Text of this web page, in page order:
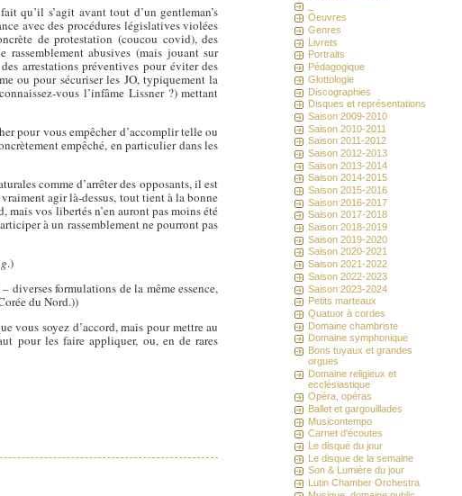
qu’il s’agit avant tout d’un gentleman’s
avec des procédures législatives violées
de protestation (coucou covid), des
abusives (mais jouant sur
arrestations préventives pour éviter des
ou pour sécuriser les JO, typiquement la
vous l’infâme Lissner ?) mettant
pour vous empêcher d’accomplir telle ou
empêché, en particulier dans les
comme d’arrêter des opposants, il est
agir là-dessus, tout tient à la bonne
vos libertés n’en auront pas moins été
à un rassemblement ne pourront pas
.)
formulations de la même essence,
du Nord.))
vous soyez d’accord, mais pour mettre au
pour les faire appliquer, ou, en de rares
Oeuvres
Genres
Livrets
Portraits
Pédagogique
Glottologie
Discographies
Disques et représentations
Saison 2009-2010
Saison 2010-2011
Saison 2011-2012
Saison 2012-2013
Saison 2013-2014
Saison 2014-2015
Saison 2015-2016
Saison 2016-2017
Saison 2017-2018
Saison 2018-2019
Saison 2019-2020
Saison 2020-2021
Saison 2021-2022
Saison 2022-2023
Saison 2023-2024
Petits marteaux
Quatuor à cordes
Domaine chambriste
Domaine symphonique
Bons tuyaux et grandes
orgues
Domaine religieux et
ecclésiastique
Opéra, opéras
Ballet et gargouillades
Musicontempo
Carnet d'écoutes
Le disque du jour
Le disque de la semaine
Son & Lumière du jour
Lutin Chamber Orchestra